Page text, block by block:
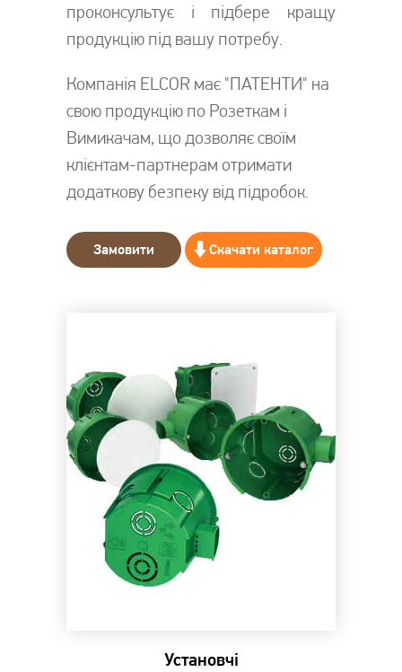
проконсультує і підбере кращу
продукцію під вашу потребу.
Компанія ELCOR має "ПАТЕНТИ" на
свою продукцію по Розеткам і
Вимикачам, що дозволяє своїм
клієнтам-партнерам отримати
додаткову безпеку від підробок.
Замовити Скачати каталог
Установчі